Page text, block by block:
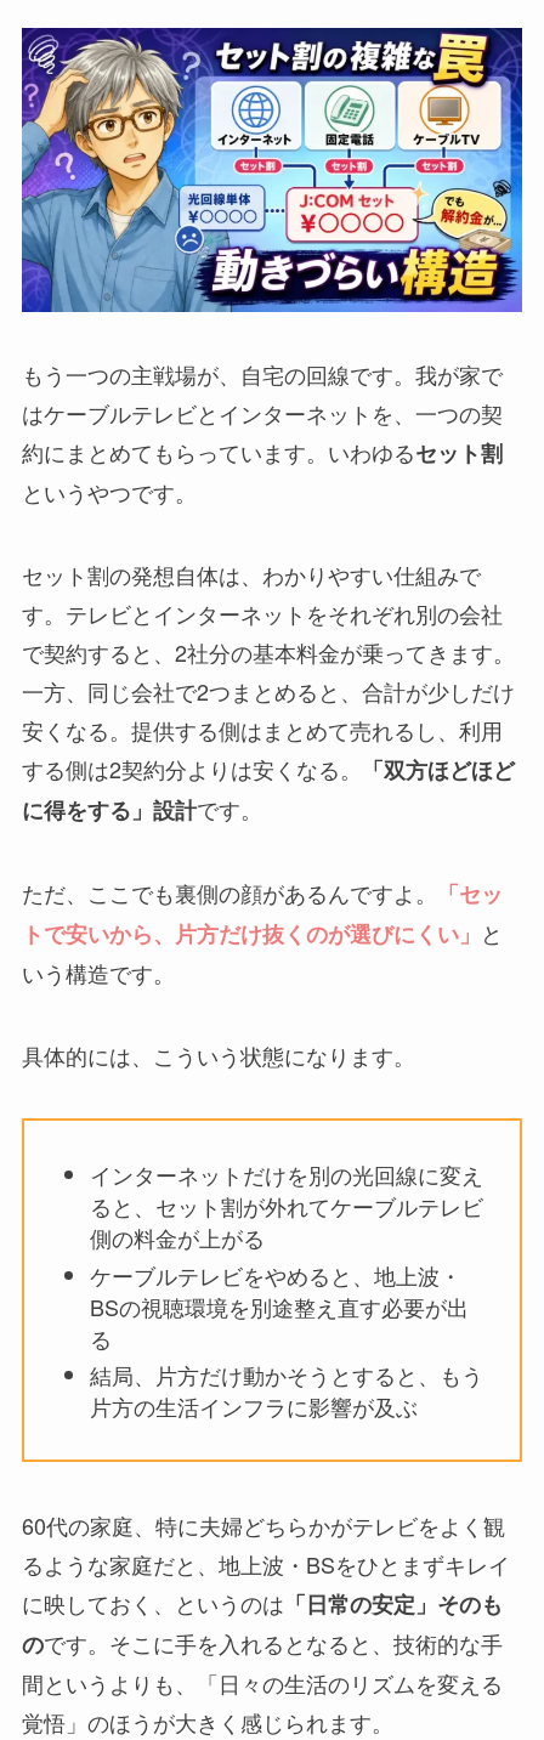
もう一つの主戦場が、自宅の回線です。我が家で
はケーブルテレビとインターネットを、一つの契
約にまとめてもらっています。いわゆるセット割
というやつです。
セット割の発想自体は、わかりやすい仕組みで
す。テレビとインターネットをそれぞれ別の会社
で契約すると、2社分の基本料金が乗ってきます。
一方、同じ会社で2つまとめると、合計が少しだけ
安くなる。提供する側はまとめて売れるし、利用
する側は2契約分よりは安くなる。
「双方ほどほど
に得をする」設計です。
ただ、ここでも裏側の顔があるんですよ。
「セッ
トで安いから、片方だけ抜くのが選びにくい」 と
いう構造です。
具体的には、こういう状態になります。
インターネットだけを別の光回線に変え
ると、セット割が外れてケーブルテレビ
側の料金が上がる
ケーブルテレビをやめると、地上波・
BSの視聴環境を別途整え直す必要が出
る
結局、片方だけ動かそうとすると、もう
片方の生活インフラに影響が及ぶ
60代の家庭、特に夫婦どちらかがテレビをよく観
るような家庭だと、地上波・BSをひとまずキレイ
に映しておく、というのは 「日常の安定」そのも
のです。そこに手を入れるとなると、技術的な手
間というよりも、「日々の生活のリズムを変える
覚悟」のほうが大きく感じられます。